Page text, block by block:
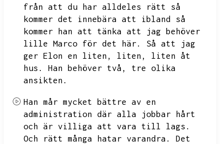
från att du har alldeles rätt så
kommer det innebära att ibland så
kommer han att tänka att jag behöver
lille Marco för det här.
Så att jag
ger Elon en liten, liten,
liten åt
hus.
Han behöver två,
tre olika
ansikten.
Han mår mycket bättre av en
administration där alla jobbar hårt
och är villiga att vara till lags.
Och rätt många hatar varandra.
Det